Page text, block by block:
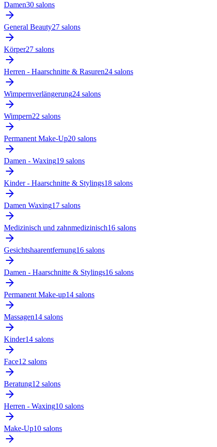
Damen30 salons
General Beauty27 salons
Körper27 salons
Herren - Haarschnitte & Rasuren24 salons
Wimpernverlängerung24 salons
Wimpern22 salons
Permanent Make-Up20 salons
Damen - Waxing19 salons
Kinder - Haarschnitte & Stylings18 salons
Damen Waxing17 salons
Medizinisch und zahnmedizinisch16 salons
Gesichtshaarentfernung16 salons
Damen - Haarschnitte & Stylings16 salons
Permanent Make-up14 salons
Massagen14 salons
Kinder14 salons
Face12 salons
Beratung12 salons
Herren - Waxing10 salons
Make-Up10 salons